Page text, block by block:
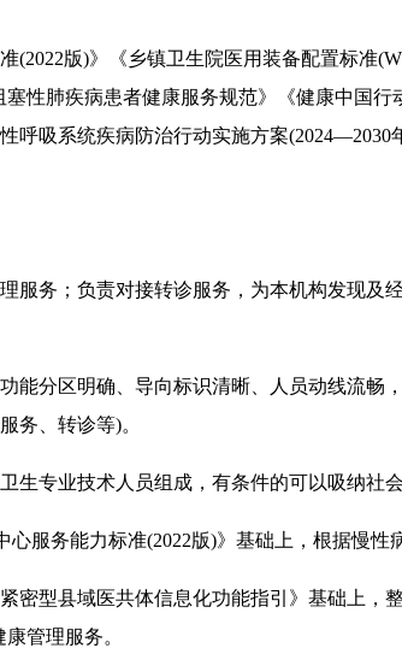
版)》《乡镇卫生院医用装备配置标准
性肺疾病患者健康服务规范》《健康中
吸系统疾病防治行动实施方案(2024—2030
务；负责对接转诊服务，为本机构发现及
分区明确、导向标识清晰、人员动线流畅
务、转诊等)。
专业技术人员组成，有条件的可以吸纳社会
服务能力标准(2022版)》基础上，根据慢性
密型县域医共体信息化功能指引》基础上，
管理服务。